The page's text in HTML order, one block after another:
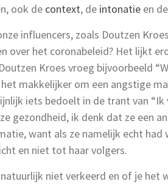
ook de context, de intonatie en de
influencers, zoals Doutzen
over het coronabeleid? Het lijkt
Kroes vroeg bijvoorbeeld
makkelijker om een angstige
iets bedoelt in de trant van
gezondheid, ik denk dat ze een
want als ze namelijk echt
en niet tot haar volgers.
niet verkeerd en of je het